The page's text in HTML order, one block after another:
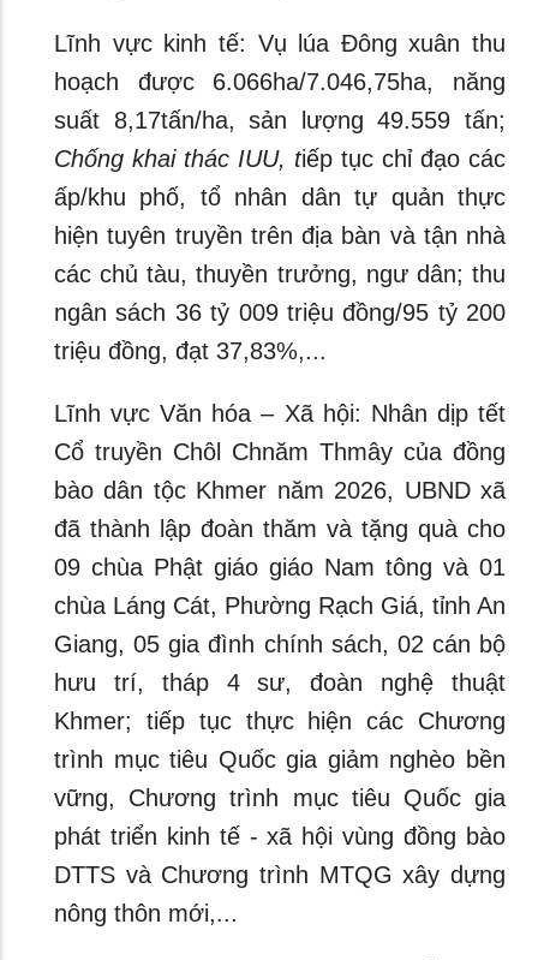
Lĩnh vực kinh tế: Vụ lúa Đông xuân thu
hoạch được 6.066ha/7.046,75ha, năng
suất 8,17tấn/ha, sản lượng 49.559 tấn;
Chống khai thác IUU, tiếp tục chỉ đạo các
ấp/khu phố, tổ nhân dân tự quản thực
hiện tuyên truyền trên địa bàn và tận nhà
các chủ tàu, thuyền trưởng, ngư dân; thu
ngân sách 36 tỷ 009 triệu đồng/95 tỷ 200
triệu đồng, đạt 37,83%,...
Lĩnh vực Văn hóa – Xã hội: Nhân dịp tết
Cổ truyền Chôl Chnăm Thmây của đồng
bào dân tộc Khmer năm 2026, UBND xã
đã thành lập đoàn thăm và tặng quà cho
09 chùa Phật giáo giáo Nam tông và 01
chùa Láng Cát, Phường Rạch Giá, tỉnh An
Giang, 05 gia đình chính sách, 02 cán bộ
hưu trí, tháp 4 sư, đoàn nghệ thuật
Khmer; tiếp tục thực hiện các Chương
trình mục tiêu Quốc gia giảm nghèo bền
vững, Chương trình mục tiêu Quốc gia
phát triển kinh tế - xã hội vùng đồng bào
DTTS và Chương trình MTQG xây dựng
nông thôn mới,...